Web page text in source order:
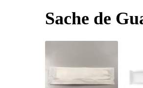
Sache de